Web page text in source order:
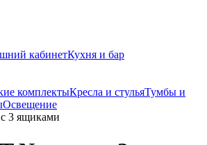
кабинетКухня и бар
комплектыКресла и стульяТумбы и
Освещение
3 ящиками